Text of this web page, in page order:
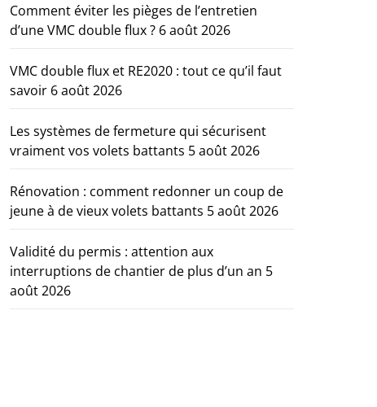
Comment éviter les pièges de l’entretien
d’une VMC double flux ? 6 août 2026
VMC double flux et RE2020 : tout ce qu’il faut
savoir 6 août 2026
Les systèmes de fermeture qui sécurisent
vraiment vos volets battants 5 août 2026
Rénovation : comment redonner un coup de
jeune à de vieux volets battants 5 août 2026
Validité du permis : attention aux
interruptions de chantier de plus d’un an 5
août 2026